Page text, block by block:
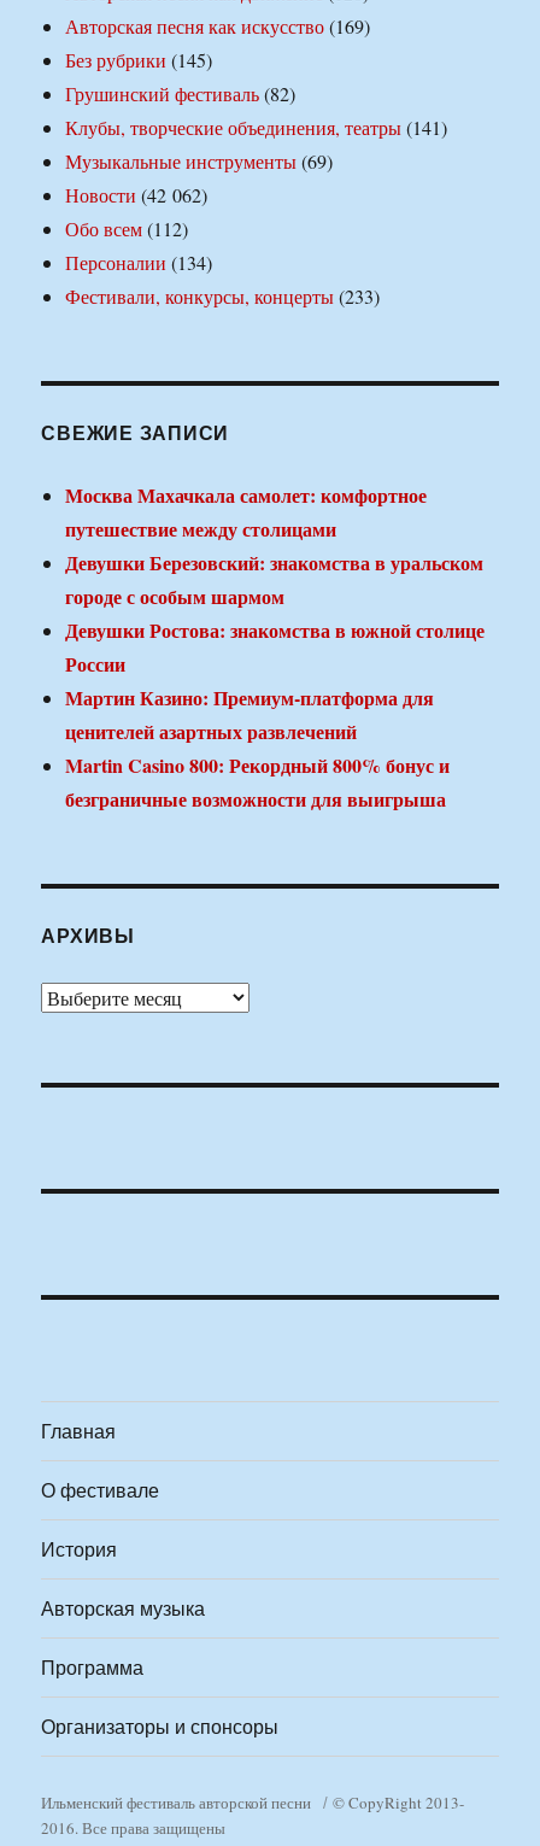
Авторская песня как искусство(169)
Без рубрики (145)
Грушинский фестиваль(82)
Клубы, творческие объединения, театры(141)
Музыкальные инструменты(69)
Новости (42 062)
Обо всем(112)
Персоналии (134)
Фестивали, конкурсы, концерты(233)
СВЕЖИЕ ЗАПИСИ
Москва Махачкала самолет: комфортное
путешествие между столицами
Девушки Березовский: знакомства в уральском
городе с особым шармом
Девушки Ростова: знакомства в южной столице
России
Мартин Казино: Премиум-платформа для
ценителей азартных развлечений
Martin Casino 800: Рекордный 800% бонус и
безграничные возможности для выигрыша
АРХИВЫ
Архивы
Главная
О фестивале
История
Авторская музыка
Программа
Организаторы и спонсоры
Ильменский фестиваль авторской песни
© CopyRight 2013-
2016. Все права защищены